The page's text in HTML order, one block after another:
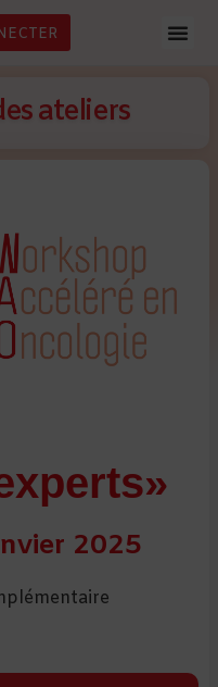
ateliers
2025